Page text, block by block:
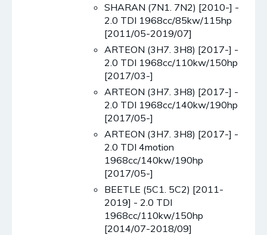
SHARAN (7N1. 7N2) [2010-] -
2.0 TDI 1968cc/85kw/115hp
[2011/05-2019/07]
ARTEON (3H7. 3H8) [2017-] -
2.0 TDI 1968cc/110kw/150hp
[2017/03-]
ARTEON (3H7. 3H8) [2017-] -
2.0 TDI 1968cc/140kw/190hp
[2017/05-]
ARTEON (3H7. 3H8) [2017-] -
2.0 TDI 4motion
1968cc/140kw/190hp
[2017/05-]
BEETLE (5C1. 5C2) [2011-
2019] - 2.0 TDI
1968cc/110kw/150hp
[2014/07-2018/09]